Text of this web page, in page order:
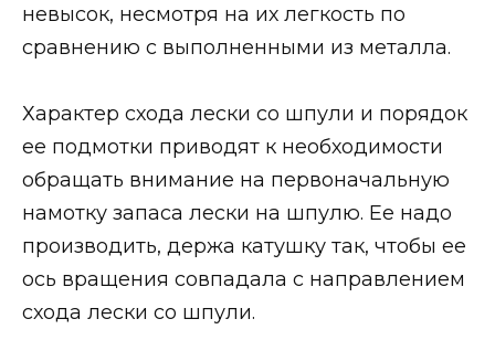
невысок, несмотря на их легкость по
сравнению с выполненными из металла.
Характер схода лески со шпули и порядок
ее подмотки приводят к необходимости
обращать внимание на первоначальную
намотку запаса лески на шпулю. Ее надо
производить, держа катушку так, чтобы ее
ось вращения совпадала с направлением
схода лески со шпули.